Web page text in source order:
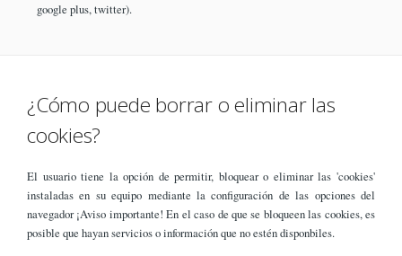
google plus, twitter).
¿Cómo puede borrar o eliminar las
cookies?
El usuario tiene la opción de permitir, bloquear o eliminar las 'cookies'
instaladas en su equipo mediante la configuración de las opciones del
navegador ¡Aviso importante! En el caso de que se bloqueen las cookies, es
posible que hayan servicios o información que no estén disponbiles.